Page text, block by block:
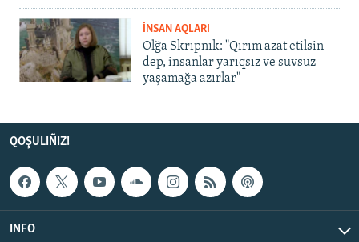
İNSAN AQLARI
Olğa Skrıpnık: "Qırım azat etilsin
dep, insanlar yarıqsız ve suvsuz
yaşamağa azırlar"
QOŞULIÑIZ!
INFO